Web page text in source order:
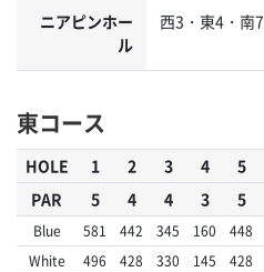
ニアピンホー
ル
西3・東4・南7
東コース
HOLE 1 2 3 4 5
PAR
5 4 4 3 5
Blue 581 442 345 160 448
White
496 428 330 145 428